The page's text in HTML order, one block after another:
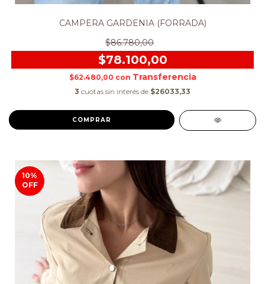
CAMPERA GARDENIA (FORRADA)
$86.780,00
$78.100,00
$62.480,00 con
3 cuotas sin interés de $26033,33
COMPRAR
10%
OFF